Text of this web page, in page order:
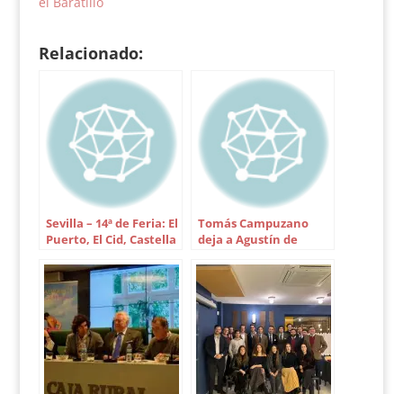
seguida de…
Relacionado:
Sevilla – 14ª de Feria: El
Puerto, El Cid, Castella
Tomás Campuzano
deja a Agustín de